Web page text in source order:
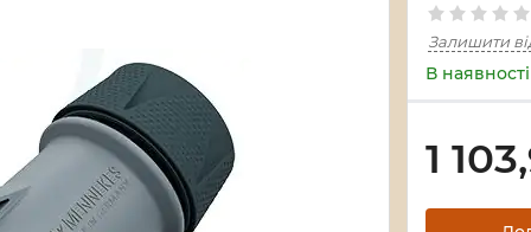
Залишити
В наявності
1